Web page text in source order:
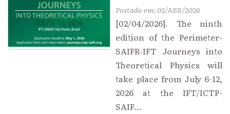
Postado em: 02/ABR/2026
[02/04/2026]. The ninth
edition of the Perimeter-
SAIFR-IFT Journeys into
Theoretical Physics will
take place from July 6-12,
2026 at the IFT/ICTP-
SAIF...